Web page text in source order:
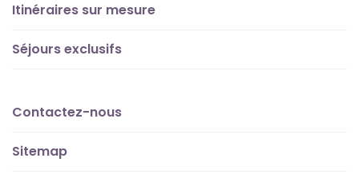
Itinéraires sur mesure
Séjours exclusifs
Contactez-nous
Sitemap